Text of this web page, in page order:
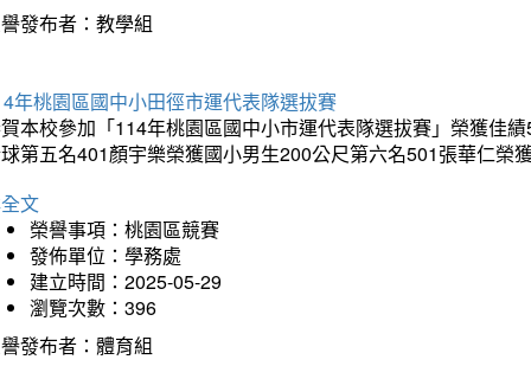
發布者：教學組
年桃園區國中小田徑市運代表隊選拔賽
本校參加「114年桃園區國中小市運代表隊選拔賽」榮獲佳
第五名401顏宇樂榮獲國小男生200公尺第六名501張華仁
文
榮譽事項：桃園區競賽
發佈單位：學務處
建立時間：2025-05-29
瀏覽次數：396
發布者：體育組